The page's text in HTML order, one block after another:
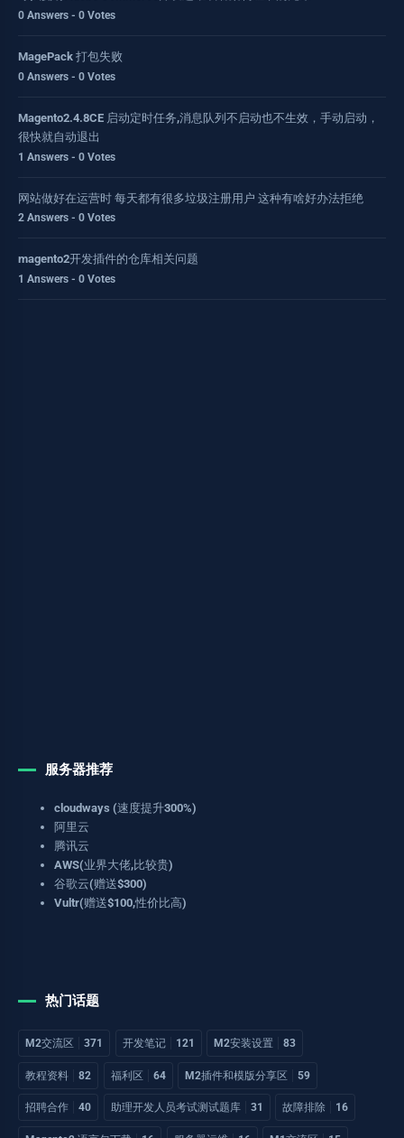
0 Answers - 0 Votes
MagePack 打包失败
0 Answers - 0 Votes
Magento2.4.8CE 启动定时任务,消息队列不启动也不生效，手动启动，
很快就自动退出
1 Answers - 0 Votes
网站做好在运营时 每天都有很多垃圾注册用户 这种有啥好办法拒绝
2 Answers - 0 Votes
magento2开发插件的仓库相关问题
1 Answers - 0 Votes
服务器推荐
cloudways (速度提升300%)
阿里云
腾讯云
AWS(业界大佬,比较贵)
谷歌云(赠送$300)
Vultr(赠送$100,性价比高)
热门话题
M2交流区 371 开发笔记 121 M2安装设置 83
教程资料 82 福利区 64 M2插件和模版分享区 59
招聘合作 40 助理开发人员考试测试题库 31 故障排除 16